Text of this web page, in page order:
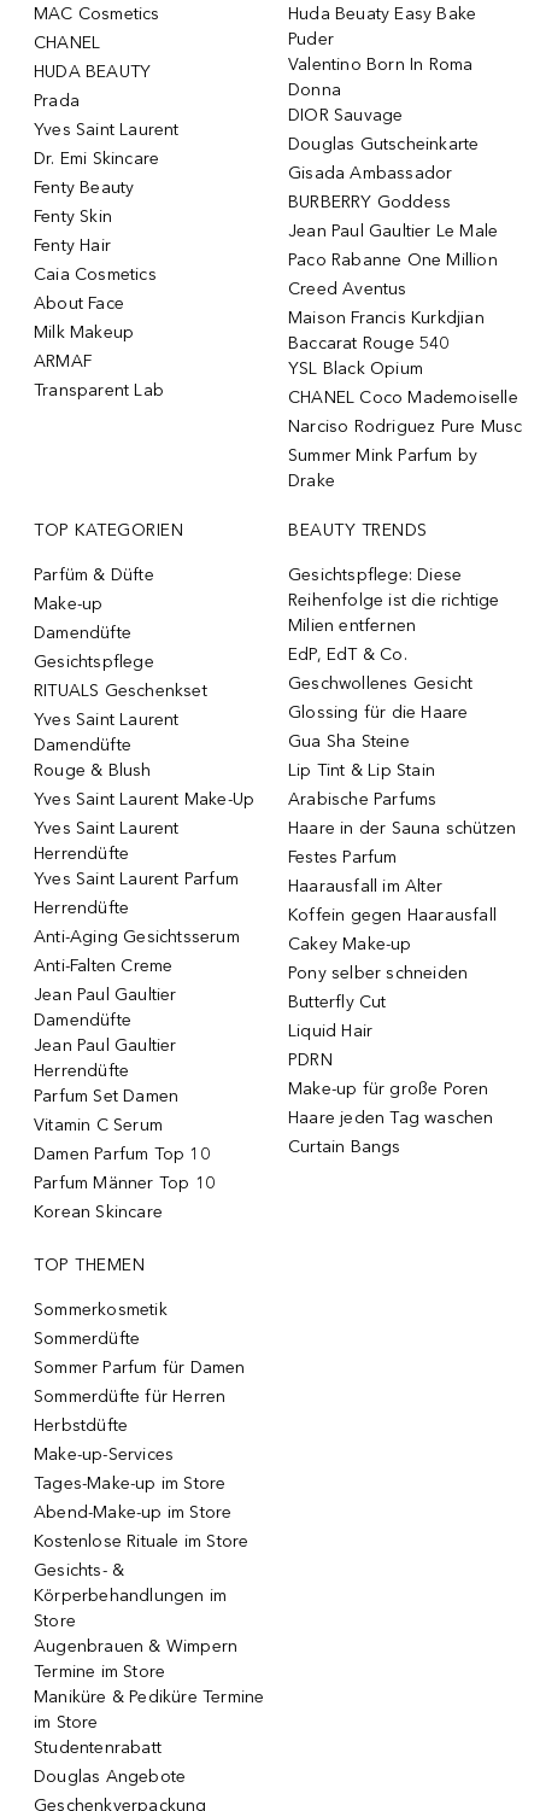
MAC Cosmetics
CHANEL
HUDA BEAUTY
Prada
Yves Saint Laurent
Dr. Emi Skincare
Fenty Beauty
Fenty Skin
Fenty Hair
Caia Cosmetics
About Face
Milk Makeup
ARMAF
Transparent Lab
Huda Beuaty Easy Bake
Puder
Valentino Born In Roma
Donna
DIOR Sauvage
Douglas Gutscheinkarte
Gisada Ambassador
BURBERRY Goddess
Jean Paul Gaultier Le Male
Paco Rabanne One Million
Creed Aventus
Maison Francis Kurkdjian
Baccarat Rouge 540
YSL Black Opium
CHANEL Coco Mademoiselle
Narciso Rodriguez Pure Musc
Summer Mink Parfum by
Drake
TOP KATEGORIEN
Parfüm & Düfte
Make-up
Damendüfte
Gesichtspflege
RITUALS Geschenkset
Yves Saint Laurent
Damendüfte
Rouge & Blush
Yves Saint Laurent Make-Up
Yves Saint Laurent
Herrendüfte
Yves Saint Laurent Parfum
Herrendüfte
Anti-Aging Gesichtsserum
Anti-Falten Creme
Jean Paul Gaultier
Damendüfte
Jean Paul Gaultier
Herrendüfte
Parfum Set Damen
Vitamin C Serum
Damen Parfum Top 10
Parfum Männer Top 10
Korean Skincare
BEAUTY TRENDS
Gesichtspflege: Diese
Reihenfolge ist die richtige
Milien entfernen
EdP, EdT & Co.
Geschwollenes Gesicht
Glossing für die Haare
Gua Sha Steine
Lip Tint & Lip Stain
Arabische Parfums
Haare in der Sauna schützen
Festes Parfum
Haarausfall im Alter
Koffein gegen Haarausfall
Cakey Make-up
Pony selber schneiden
Butterfly Cut
Liquid Hair
PDRN
Make-up für große Poren
Haare jeden Tag waschen
Curtain Bangs
TOP THEMEN
Sommerkosmetik
Sommerdüfte
Sommer Parfum für Damen
Sommerdüfte für Herren
Herbstdüfte
Make-up-Services
Tages-Make-up im Store
Abend-Make-up im Store
Kostenlose Rituale im Store
Gesichts- &
Körperbehandlungen im
Store
Augenbrauen & Wimpern
Termine im Store
Maniküre & Pediküre Termine
im Store
Studentenrabatt
Douglas Angebote
Geschenkverpackung